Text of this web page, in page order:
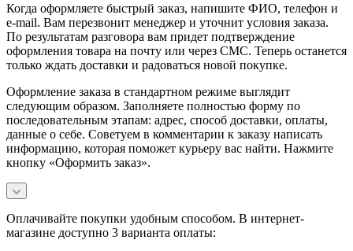
Когда оформляете быстрый заказ, напишите ФИО, телефон и
e-mail. Вам перезвонит менеджер и уточнит условия заказа.
По результатам разговора вам придет подтверждение
оформления товара на почту или через СМС. Теперь останется
только ждать доставки и радоваться новой покупке.
Оформление заказа в стандартном режиме выглядит
следующим образом. Заполняете полностью форму по
последовательным этапам: адрес, способ доставки, оплаты,
данные о себе. Советуем в комментарии к заказу написать
информацию, которая поможет курьеру вас найти. Нажмите
кнопку «Оформить заказ».
Оплачивайте покупки удобным способом. В интернет-
магазине доступно 3 варианта оплаты: